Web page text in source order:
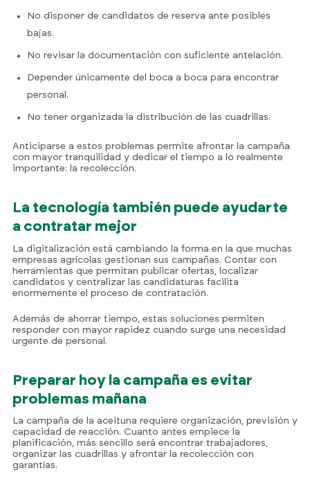
No disponer de candidatos de reserva ante posibles
bajas.
No revisar la documentación con suficiente antelación.
Depender únicamente del boca a boca para encontrar
personal.
No tener organizada la distribución de las cuadrillas.
Anticiparse a estos problemas permite afrontar la campaña
con mayor tranquilidad y dedicar el tiempo a lo realmente
importante: la recolección.
La tecnología también puede ayudarte
a contratar mejor
La digitalización está cambiando la forma en la que muchas
empresas agrícolas gestionan sus campañas. Contar con
herramientas que permitan publicar ofertas, localizar
candidatos y centralizar las candidaturas facilita
enormemente el proceso de contratación.
Además de ahorrar tiempo, estas soluciones permiten
responder con mayor rapidez cuando surge una necesidad
urgente de personal.
Preparar hoy la campaña es evitar
problemas mañana
La campaña de la aceituna requiere organización, previsión y
capacidad de reacción. Cuanto antes empiece la
planificación, más sencillo será encontrar trabajadores,
organizar las cuadrillas y afrontar la recolección con
garantías.